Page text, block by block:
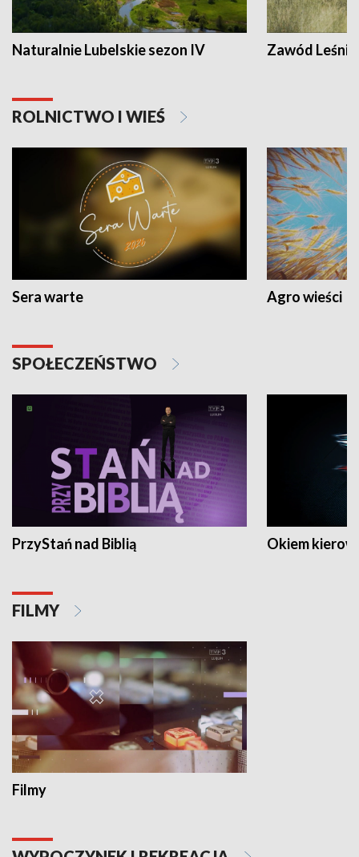
Naturalnie Lubelskie sezon IV Zawód Leśnik
ROLNICTWO I WIEŚ
Sera warte Agro wieści
SPOŁECZEŃSTWO
PrzyStań nad Biblią Okiem
FILMY
Filmy